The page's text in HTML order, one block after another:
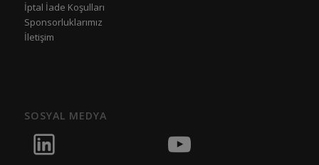
İptal İade Koşulları
Sponsorluklarımız
İletişim
SOSYAL MEDYA